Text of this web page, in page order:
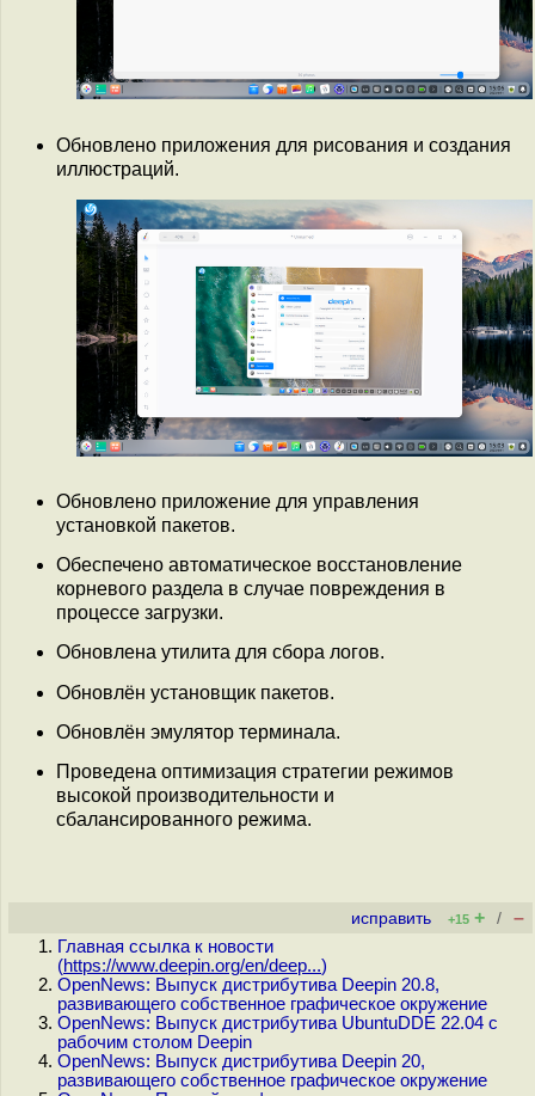
Обновлено приложения для рисования и создания
иллюстраций.
Обновлено приложение для управления
установкой пакетов.
Обеспечено автоматическое восстановление
корневого раздела в случае повреждения в
процессе загрузки.
Обновлена утилита для сбора логов.
Обновлён установщик пакетов.
Обновлён эмулятор терминала.
Проведена оптимизация стратегии режимов
высокой производительности и
сбалансированного режима.
исправить +15 + / –
Главная ссылка к новости
(https://www.deepin.org/en/deep...)
OpenNews: Выпуск дистрибутива Deepin 20.8,
развивающего собственное графическое окружение
OpenNews: Выпуск дистрибутива UbuntuDDE 22.04 с
рабочим столом Deepin
OpenNews: Выпуск дистрибутива Deepin 20,
развивающего собственное графическое окружение